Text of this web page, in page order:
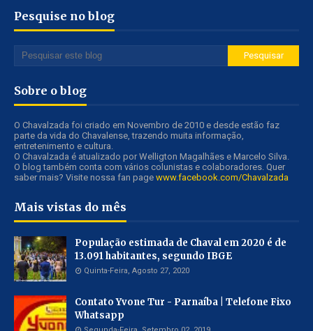
Pesquise no blog
Sobre o blog
O Chavalzada foi criado em Novembro de 2010 e desde estão faz
parte da vida do Chavalense, trazendo muita informação,
entretenimento e cultura.
O Chavalzada é atualizado por Welligton Magalhães e Marcelo Silva.
O blog também conta com vários colunistas e colaboradores. Quer
saber mais? Visite nossa fan page www.facebook.com/Chavalzada
Mais vistas do mês
População estimada de Chaval em 2020 é de
13.091 habitantes, segundo IBGE
Quinta-Feira, Agosto 27, 2020
Contato Yvone Tur - Parnaíba | Telefone Fixo
Whatsapp